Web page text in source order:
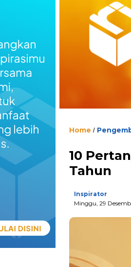
Home /
10
Tahun
Inspirator
Minggu, 29